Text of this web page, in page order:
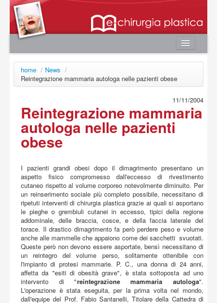
Home
Autori
Board Editoriale
News
Contatti
Login
Registrazione
Password smarrita
Acquista
home / News /
Reintegrazione mammaria autologa nelle pazienti obese
11/11/2004
Reintegrazione mammaria
autologa nelle pazienti
obese
I pazienti grandi obesi dopo il dimagrimento presentano un
aspetto fisico compromesso dall'eccesso di rivestimento
cutaneo rispetto al volume corporeo notevolmente diminuito. Per
un reinserimento sociale più completo possibile, necessitano di
ripetuti interventi di chirurgia plastica grazie ai quali si asportano
le pieghe o grembiuli cutanei in eccesso, tipici della regione
addominale, delle braccia, cosce, e della faccia laterale del
torace. Il drastico dimagrimento fa però perdere peso e volume
anche alle mammelle che appaiono come dei sacchetti svuotati.
Queste però non devono essere asportate, bensì necessitano di
un reintegro del volume perso, solitamente ottenibile con
l'impianto di protesi mammarie. P. C., una donna di 24 anni,
affetta da "esiti di obesità grave", è stata sottoposta ad uno
intervento di "reintegrazione mammaria autologa".
L'operazione è stata eseguita, per la prima volta nel mondo,
dall'equipe del Prof. Fabio Santanelli, Titolare della Cattedra di